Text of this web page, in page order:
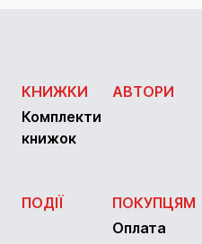
КНИЖКИ
Комплекти
книжок
АВТОРИ
ПОДІЇ
ПОКУПЦЯМ
Оплата